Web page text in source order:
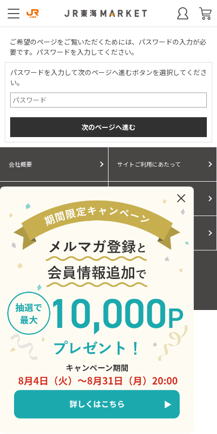
ご希望のページをご覧いただくためには、パスワードの入力が必
要です。パスワードを入力してください。
パスワードを入力して次のページへ進むボタンを選択してくださ
い。
会社概要 サイトご利用にあたって
Cookieポリシー ご利用規約
お問い合わせ
Copyright © Central Japan Railway Company. All Rights Reserved.